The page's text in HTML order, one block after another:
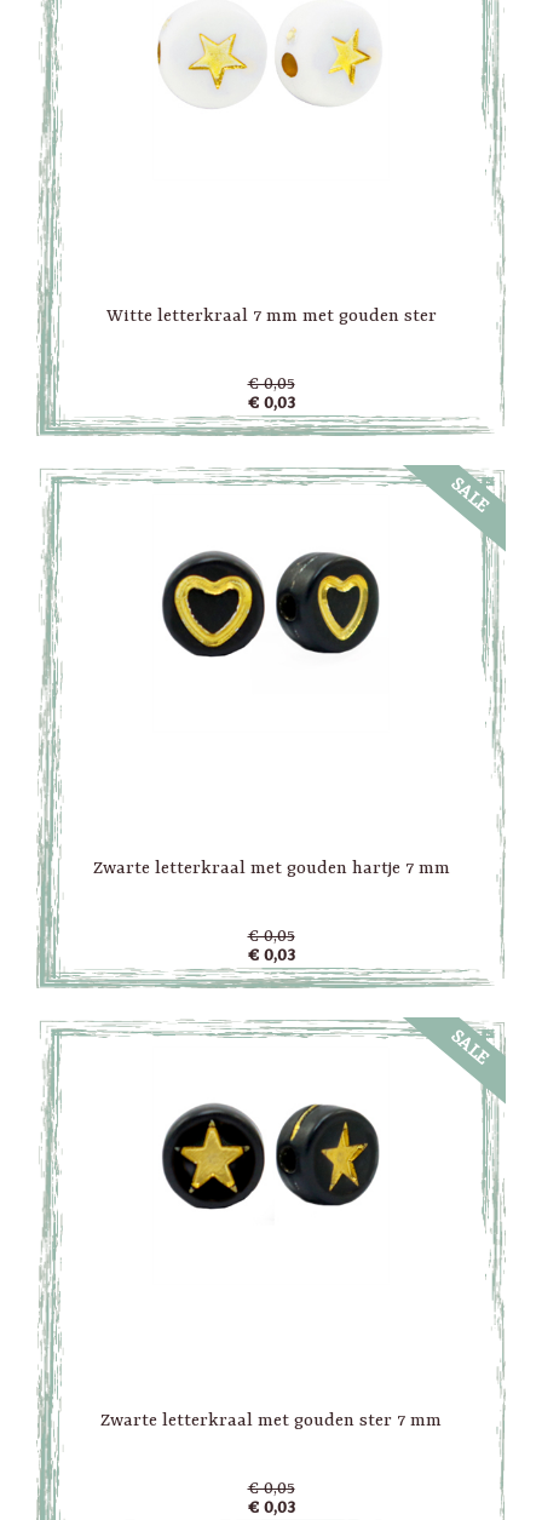
Witte letterkraal 7 mm met gouden ster
€ 0,05
€ 0,03
SALE
Zwarte letterkraal met gouden hartje 7 mm
€ 0,05
€ 0,03
SALE
Zwarte letterkraal met gouden ster 7 mm
€ 0,05
€ 0,03